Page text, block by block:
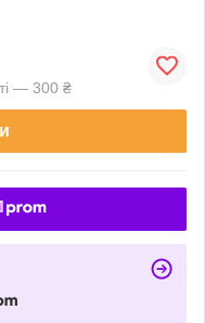
— 300 ₴